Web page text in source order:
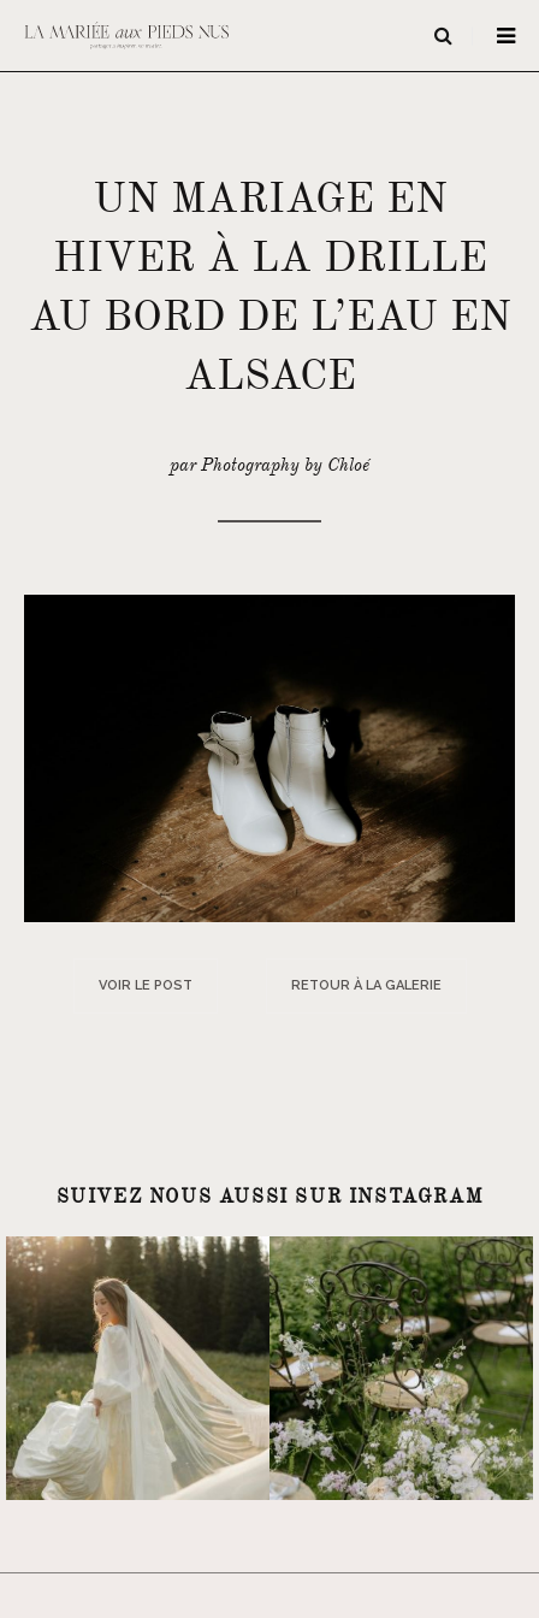
UN MARIAGE EN
HIVER À LA DRILLE
AU BORD DE L’EAU EN
ALSACE
par Photography by Chloé
VOIR LE POST RETOUR À LA GALERIE
SUIVEZ NOUS AUSSI SUR INSTAGRAM